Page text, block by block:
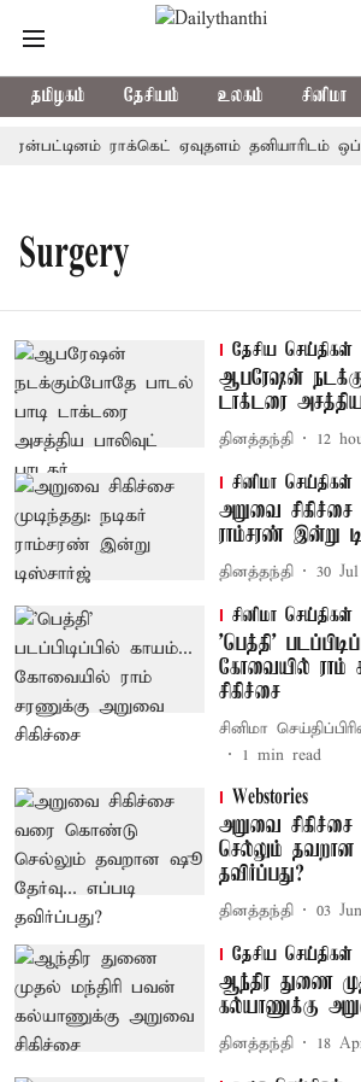
தமிழகம் தேசியம் உலகம் சினிமா
ராக்கெட் ஏவுதளம் தனியாரிடம்
Surgery
தேசிய செய்திகள்
ஆபரேஷன்
டாக்டரை அசத்திய
தினத்தந்தி 12
சினிமா செய்திகள்
அறுவை சிகிச்சை
ராம்சரண் இன்று
தினத்தந்தி 30
சினிமா செய்திகள்
'பெத்தி'
கோவையில் ராம்
சிகிச்சை
சினிமா
1 min read
Webstories
அறுவை
செல்லும் தவறான
தவிர்ப்பது?
தினத்தந்தி 03
தேசிய செய்திகள்
ஆந்திர துணை
கல்யாணுக்கு
தினத்தந்தி 18